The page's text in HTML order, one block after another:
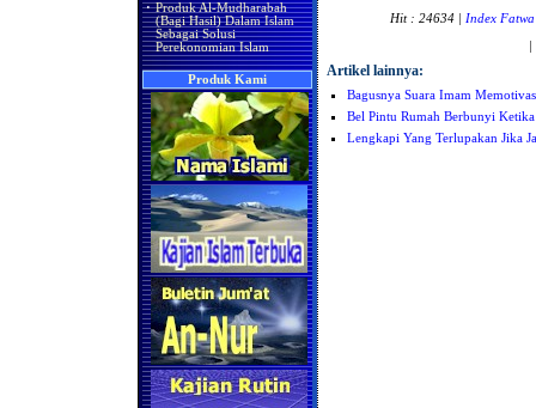
· Produk Al-Mudharabah
(Bagi Hasil) Dalam Islam
Sebagai Solusi
Perekonomian Islam
Produk Kami
Hit : 24634 | Index Fatwa
|
Artikel lainnya:
Bagusnya Suara Imam
Bel Pintu Rumah Berbunyi Ketika
Lengkapi Yang Terlupakan Jika